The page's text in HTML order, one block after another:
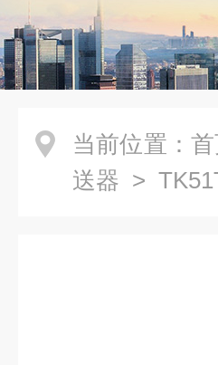
当前位置：
送器 >